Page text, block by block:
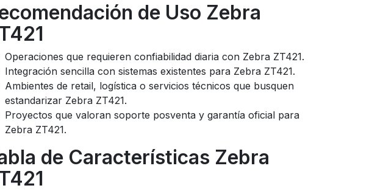
de Uso Zebra
Operaciones que requieren confiabilidad diaria con Zebra ZT421.
Integración sencilla con sistemas existentes para Zebra ZT421.
Ambientes de retail, logística o servicios técnicos que busquen
estandarizar Zebra ZT421.
Proyectos que valoran soporte posventa y garantía oficial para
Zebra ZT421.
de Características Zebra